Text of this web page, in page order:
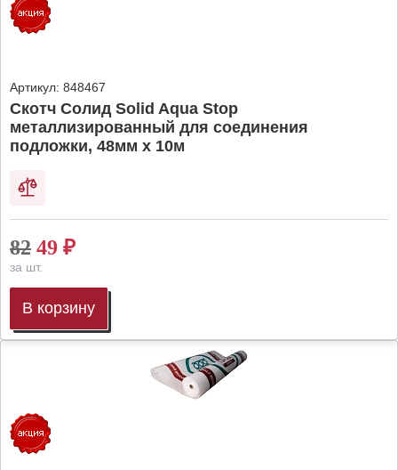
Артикул: 848467
Скотч Солид Solid Aqua Stop
металлизированный для соединения
подложки, 48мм х 10м
82 49 ₽
за шт.
В корзину